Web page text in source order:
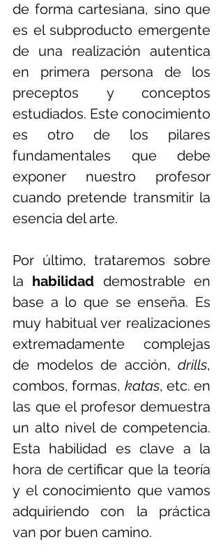
de forma cartesiana, sino que
es el subproducto emergente
de una realización autentica
en primera persona de los
preceptos y conceptos
estudiados. Este conocimiento
es otro de los pilares
fundamentales que debe
exponer nuestro profesor
cuando pretende transmitir la
esencia del arte.
Por último, trataremos sobre
la habilidad demostrable en
base a lo que se enseña. Es
muy habitual ver realizaciones
extremadamente complejas
de modelos de acción, drills,
combos, formas, katas, etc. en
las que el profesor demuestra
un alto nivel de competencia.
Esta habilidad es clave a la
hora de certificar que la teoría
y el conocimiento que vamos
adquiriendo con la práctica
van por buen camino.